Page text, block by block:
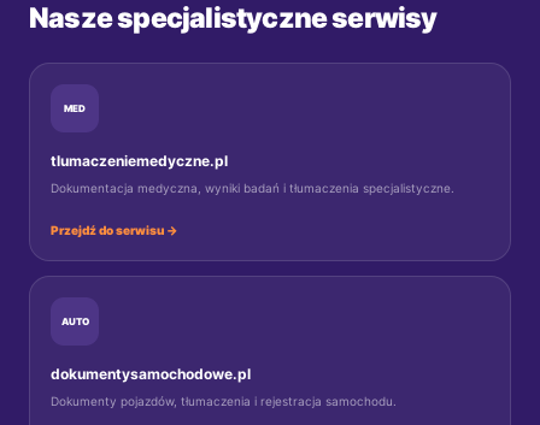
Nasze specjalistyczne serwisy
MED
tlumaczeniemedyczne.pl
Dokumentacja medyczna, wyniki badań i tłumaczenia specjalistyczne.
Przejdź do serwisu →
AUTO
dokumentysamochodowe.pl
Dokumenty pojazdów, tłumaczenia i rejestracja samochodu.